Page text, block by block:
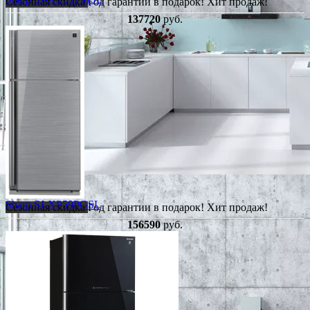
137720руб.
Сезонная скидкаГод гарантии в подарок!Хит продаж!
Sharp SJ-XP59PGSL
156590руб.